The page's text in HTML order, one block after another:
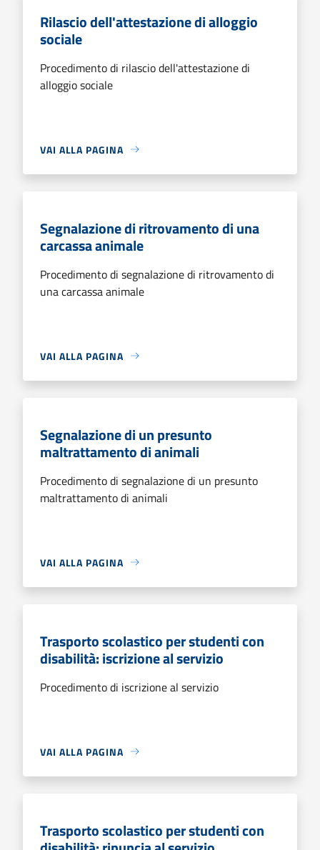
Rilascio dell'attestazione di alloggio
sociale
Procedimento di rilascio dell'attestazione di
alloggio sociale
VAI ALLA PAGINA
Segnalazione di ritrovamento di una
carcassa animale
Procedimento di segnalazione di ritrovamento di
una carcassa animale
VAI ALLA PAGINA
Segnalazione di un presunto
maltrattamento di animali
Procedimento di segnalazione di un presunto
maltrattamento di animali
VAI ALLA PAGINA
Trasporto scolastico per studenti con
disabilità: iscrizione al servizio
Procedimento di iscrizione al servizio
VAI ALLA PAGINA
Trasporto scolastico per studenti con